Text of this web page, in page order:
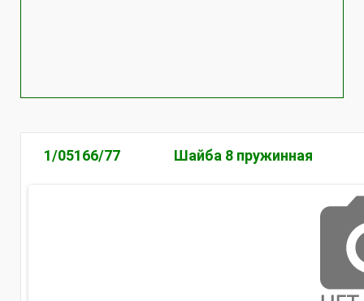
1/05166/77 Шайба 8 пружинная